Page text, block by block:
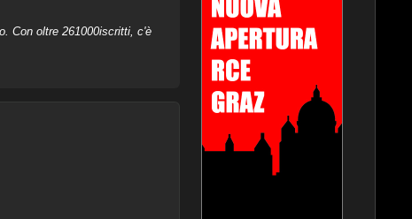
Con oltre 261000iscritti, c'è